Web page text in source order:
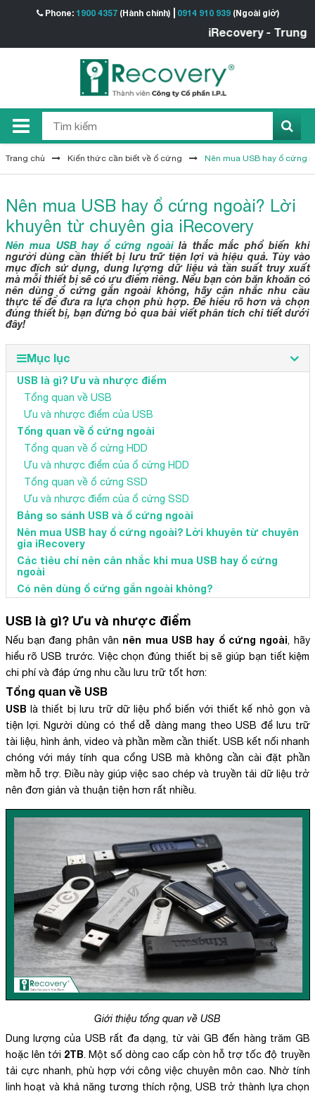
Phone: 1900 4357(Hành chính) 0914 910 939(Ngoài giờ)
iRecovery - Trung tâm
Trang chủ Kiến thức cần biết về ổ cứng Nên mua USB hay ổ cứng
Nên mua USB hay ổ cứng ngoài? Lời
khuyên từ chuyên gia iRecovery
Nên mua USB hay ổ cứng ngoàilà thắc mắc phổ biến khi
người dùng cần thiết bị lưu trữ tiện lợi và hiệu quả. Tùy vào
mục đích sử dụng, dung lượng dữ liệu và tần suất truy xuất
mà mỗi thiết bị sẽ có ưu điểm riêng. Nếu bạn còn băn khoăn có
nên dùng ổ cứng gắn ngoài không, hãy cân nhắc nhu cầu
thực tế để đưa ra lựa chọn phù hợp. Để hiểu rõ hơn và chọn
đúng thiết bị, bạn đừng bỏ qua bài viết phân tích chi tiết dưới
đây!
Mục lục
USB là gì? Ưu và nhược điểm
Tổng quan về USB
Ưu và nhược điểm của USB
Tổng quan về ổ cứng ngoài
Tổng quan về ổ cứng HDD
Ưu và nhược điểm của ổ cứng HDD
Tổng quan về ổ cứng SSD
Ưu và nhược điểm của ổ cứng SSD
Bảng so sánh USB và ổ cứng ngoài
Nên mua USB hay ổ cứng ngoài? Lời khuyên từ chuyên
gia iRecovery
Các tiêu chí nên cân nhắc khi mua USB hay ổ cứng
ngoài
Có nên dùng ổ cứng gắn ngoài không?
USB là gì? Ưu và nhược điểm
Nếu bạn đang phân vân nên mua USB hay ổ cứng ngoài, hãy
hiểu rõ USB trước. Việc chọn đúng thiết bị sẽ giúp bạn tiết kiệm
chi phí và đáp ứng nhu cầu lưu trữ tốt hơn:
Tổng quan về USB
USB là thiết bị lưu trữ dữ liệu phổ biến với thiết kế nhỏ gọn và
tiện lợi. Người dùng có thể dễ dàng mang theo USB để lưu trữ
tài liệu, hình ảnh, video và phần mềm cần thiết. USB kết nối nhanh
chóng với máy tính qua cổng USB mà không cần cài đặt phần
mềm hỗ trợ. Điều này giúp việc sao chép và truyền tải dữ liệu trở
nên đơn giản và thuận tiện hơn rất nhiều.
Giới thiệu tổng quan về USB
Dung lượng của USB rất đa dạng, từ vài GB đến hàng trăm GB
hoặc lên tới 2TB. Một số dòng cao cấp còn hỗ trợ tốc độ truyền
tải cực nhanh, phù hợp với công việc chuyên môn cao. Nhờ tính
linh hoạt và khả năng tương thích rộng, USB trở thành lựa chọn